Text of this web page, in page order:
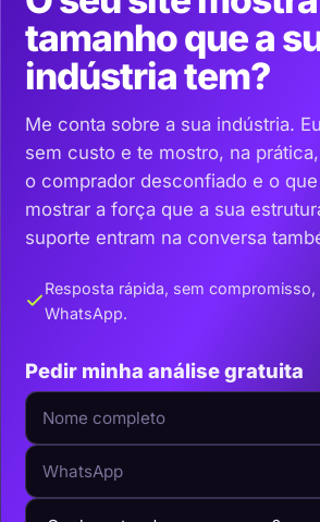
tamanho que a
indústria tem?
Me conta sobre a sua indústria.
sem custo e te mostro, na
o comprador desconfiado e o
mostrar a força que a sua
suporte entram na conversa
Resposta rápida, sem
WhatsApp.
Pedir minha análise gratuita